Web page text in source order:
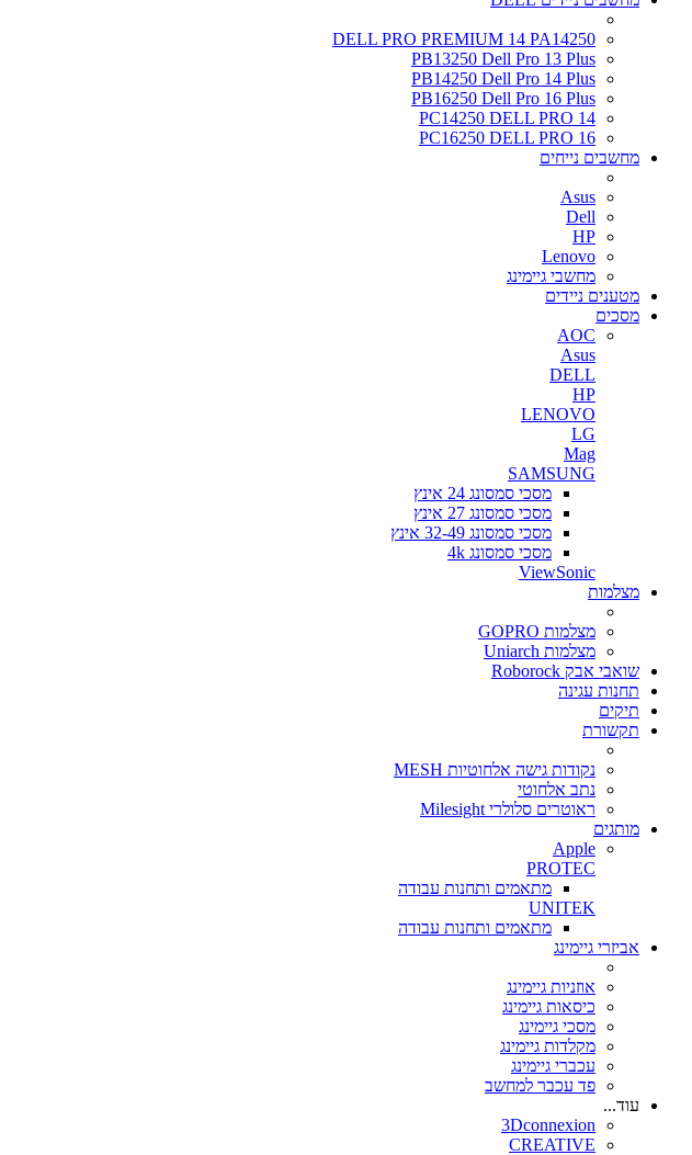
DELL PRO PREMIUM 14 PA14250
PB13250 Dell Pro 13 Plus
PB14250 Dell Pro 14 Plus
PB16250 Dell Pro 16 Plus
PC14250 DELL PRO 14
PC16250 DELL PRO 16
מחשבים נייחים
Asus
Dell
HP
Lenovo
מחשבי גיימינג
מטענים ניידים
מסכים
AOC
Asus
DELL
HP
LENOVO
LG
Mag
SAMSUNG
מסכי סמסונג 24 אינץ
מסכי סמסונג 27 אינץ
מסכי סמסונג 32-49 אינץ
מסכי סמסונג 4k
ViewSonic
מצלמות
מצלמות GOPRO
מצלמות Uniarch
שואבי אבק Roborock
תחנות עגינה
תיקים
תקשורת
נקודות גישה אלחוטיות MESH
נתב אלחוטי
ראוטרים סלולרי Milesight
מותגים
Apple
PROTEC
מתאמים ותחנות עבודה
UNITEK
מתאמים ותחנות עבודה
אביזרי גיימינג
אוזניות גיימינג
כיסאות גיימינג
מסכי גיימינג
מקלדות גיימינג
עכברי גיימינג
פד עכבר למחשב
עוד...
3Dconnexion
CREATIVE